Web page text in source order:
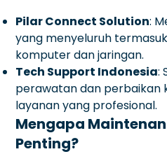
Pilar Connect Solution:
yang menyeluruh
komputer dan jaringan.
Tech Support Indonesia:
perawatan dan perbaikan
layanan yang profesional.
Mengapa
Penting?